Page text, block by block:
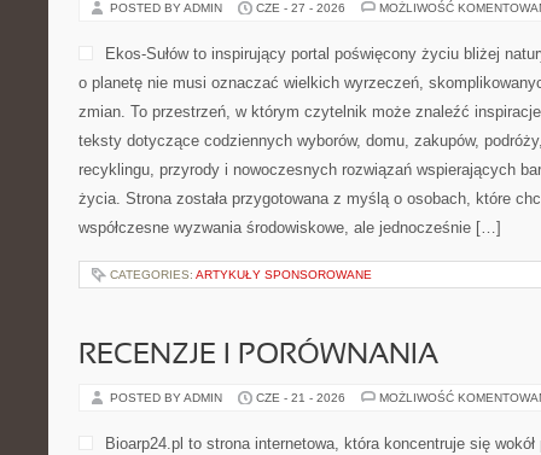
POSTED BY ADMIN CZE - 27 - 2026 MOŻLIWOŚĆ
Ekos-Sułów to inspirujący portal poświęcony życiu bliżej
o planetę nie musi oznaczać wielkich wyrzeczeń,
zmian. To przestrzeń, w którym czytelnik może znaleźć
teksty dotyczące codziennych wyborów, domu, zakupów,
recyklingu, przyrody i nowoczesnych rozwiązań wspierających
życia. Strona została przygotowana z myślą o osobach, które
współczesne wyzwania środowiskowe, ale jednocześnie […]
CATEGORIES: ARTYKUŁY SPONSOROWANE
RECENZJE I PORÓWNANIA
POSTED BY ADMIN CZE - 21 - 2026 MOŻLIWOŚĆ
Bioarp24.pl to strona internetowa, która koncentruje się